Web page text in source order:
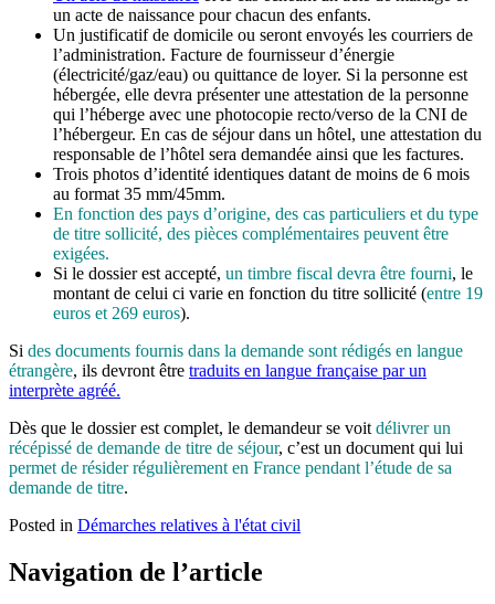
un acte de naissance pour chacun des enfants.
Un justificatif de domicile ou seront envoyés les courriers de
l’administration. Facture de fournisseur d’énergie
(électricité/gaz/eau) ou quittance de loyer. Si la personne est
hébergée, elle devra présenter une attestation de la personne
qui l’héberge avec une photocopie recto/verso de la CNI de
l’hébergeur. En cas de séjour dans un hôtel, une attestation du
responsable de l’hôtel sera demandée ainsi que les factures.
Trois photos d’identité identiques datant de moins de 6 mois
au format 35 mm/45mm.
En fonction des pays d’origine, des cas particuliers et du type
de titre sollicité, des pièces complémentaires peuvent être
exigées.
Si le dossier est accepté, un timbre fiscal devra être fourni, le
montant de celui ci varie en fonction du titre sollicité (entre 19
euros et 269 euros).
Si des documents fournis dans la demande sont rédigés en langue
étrangère, ils devront être traduits en langue française par un
interprète agréé.
Dès que le dossier est complet, le demandeur se voit délivrer un
récépissé de demande de titre de séjour, c’est un document qui lui
permet de résider régulièrement en France pendant l’étude de sa
demande de titre.
Posted in Démarches relatives à l'état civil
Navigation de l’article